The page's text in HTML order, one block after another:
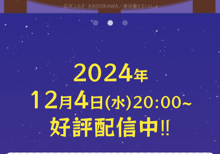
2024年
12月4日(水)20:00~
好評配信中‼